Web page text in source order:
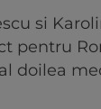
si
pentru
doilea